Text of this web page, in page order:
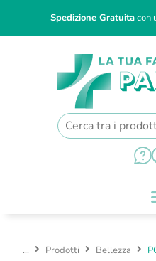
Spedizione Gratuitacon
... Prodotti Bellezza